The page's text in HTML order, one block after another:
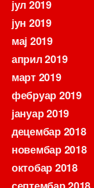
јул 2019
јун 2019
мај 2019
април 2019
март 2019
фебруар 2019
јануар 2019
децембар 2018
новембар 2018
октобар 2018